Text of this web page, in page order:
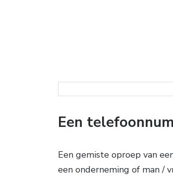
Een
Een gemiste oproep van
een onderneming of man /